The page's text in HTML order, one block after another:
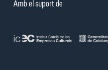
Amb el suport de